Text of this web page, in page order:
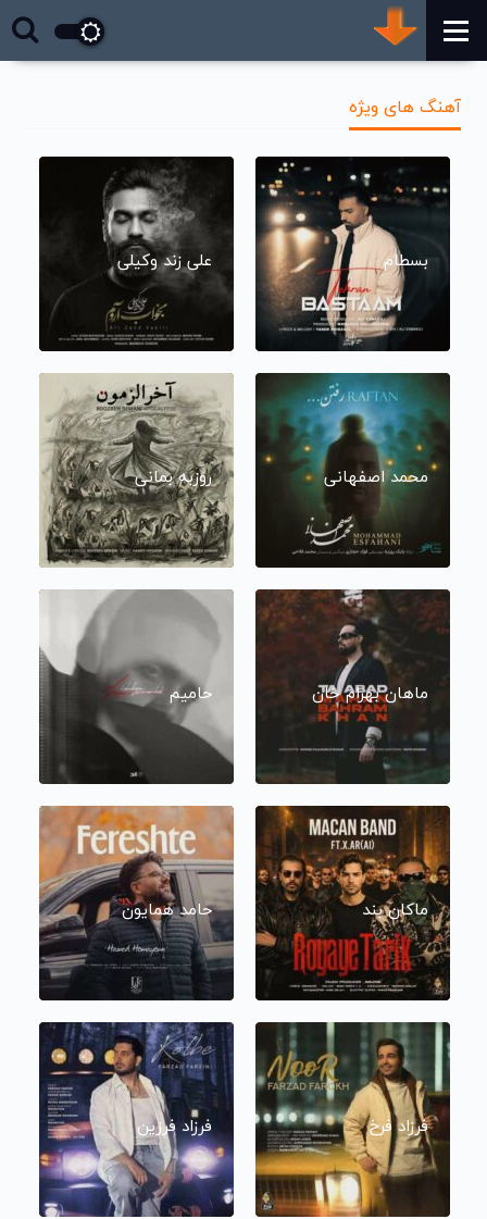
آهنگ های ویژه
بسطام علی زند وکیلی
محمد اصفهانی روزبه بمانی
ماهان بهرام خان حامیم
ماکان بند حامد همایون
فرزاد فرخ فرزاد فرزین